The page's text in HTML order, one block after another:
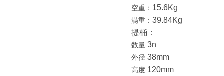
空重： 15.6Kg
满重： 39.84Kg
提桶：
数量 3n
外径 38mm
高度 120mm